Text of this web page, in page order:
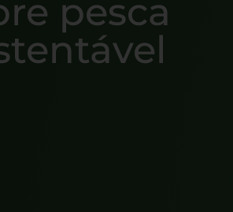
pesca